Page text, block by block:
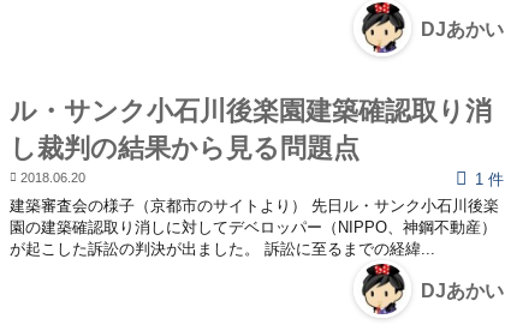
DJあかい
ル・サンク小石川後楽園建築確認取り消
し裁判の結果から見る問題点
2018.06.20
1 件
建築審査会の様子（京都市のサイトより） 先日ル・サンク小石川後楽
園の建築確認取り消しに対してデベロッパー（NIPPO、神鋼不動産）
が起こした訴訟の判決が出ました。 訴訟に至るまでの経緯...
DJあかい